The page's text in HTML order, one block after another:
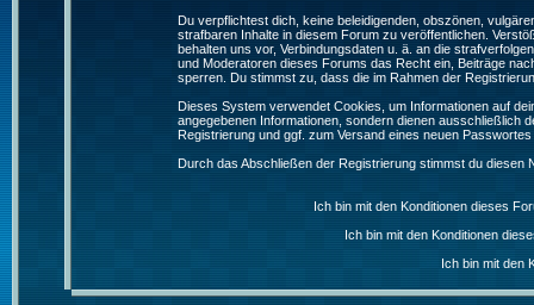
Du verpflichtest dich, keine beleidigenden, obszönen,
strafbaren Inhalte in diesem Forum zu veröffentlichen.
behalten uns vor, Verbindungsdaten u. ä. an die
und Moderatoren dieses Forums das Recht ein, Beiträge
sperren. Du stimmst zu, dass die im Rahmen der
Dieses System verwendet Cookies, um Informationen auf
angegebenen Informationen, sondern dienen ausschließlich
Registrierung und ggf. zum Versand eines neuen
Durch das Abschließen der Registrierung stimmst du diesen
Ich bin mit den Konditionen dieses
Ich bin mit den Konditionen
Ich bin mit den